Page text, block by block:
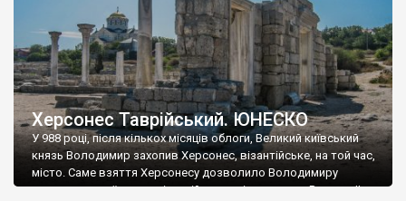
Херсонес Таврійський. ЮНЕСКО
У 988 році, після кількох місяців облоги, Великий київський
князь Володимир захопив Херсонес, візантійське, на той час,
місто. Саме взяття Херсонесу дозволило Володимиру
диктувати свої умови візантійському імператору Василю ІІ, та